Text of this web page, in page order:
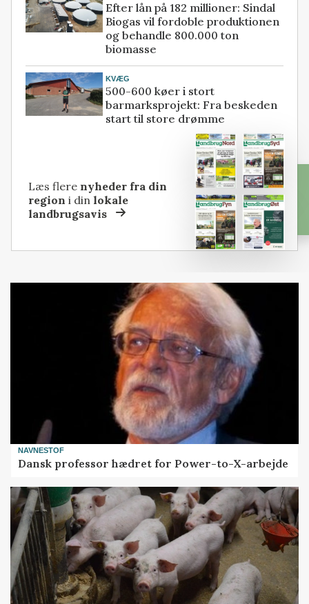
Efter lån på 182 millioner: Sindal
Biogas vil fordoble produktionen
og behandle 800.000 ton
biomasse
KVÆG
500-600 køer i stort
barmarksprojekt: Fra beskeden
start til store drømme
Læs flere nyheder fra din
region i dinlokale
landbrugsavis
NAVNESTOF
Dansk professor hædret for Power-to-X-arbejde